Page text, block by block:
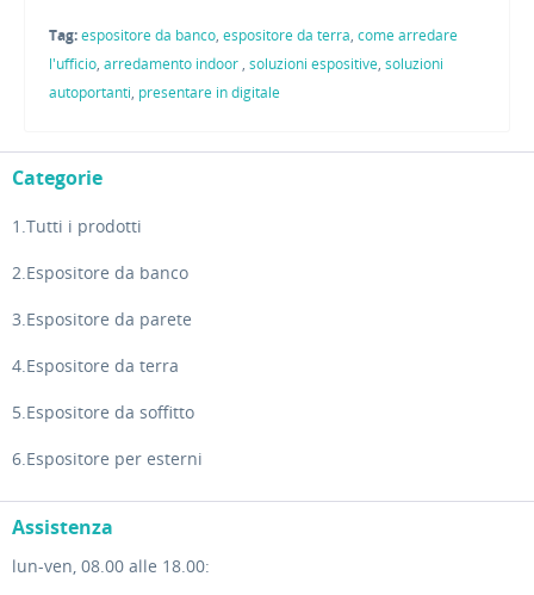
Tag:espositore da banco, espositore da terra, come arredare
l'ufficio, arredamento indoor , soluzioni espositive, soluzioni
autoportanti, presentare in digitale
Categorie
1.Tutti i prodotti
2.Espositore da banco
3.Espositore da parete
4.Espositore da terra
5.Espositore da soffitto
6.Espositore per esterni
Assistenza
lun-ven, 08.00 alle 18.00: